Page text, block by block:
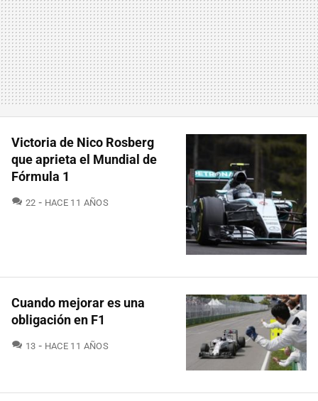
Victoria de Nico Rosberg
que aprieta el Mundial de
Fórmula 1
22 COMENTARIOS
HACE 11 AÑOS
Cuando mejorar es una
obligación en F1
13 COMENTARIOS
HACE 11 AÑOS